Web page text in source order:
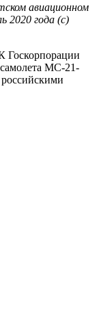
авиационном
2020 года (с)
Госкорпорации
МС-21-